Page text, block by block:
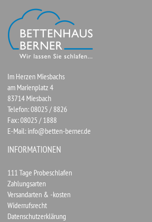
Im Herzen Miesbachs
am Marienplatz 4
83714 Miesbach
Telefon: 08025 / 8826
Fax: 08025 / 1888
E-Mail: info@betten-berner.de
INFORMATIONEN
111 Tage Probeschlafen
Zahlungsarten
Versandarten & -kosten
Widerrufsrecht
Datenschutzerklärung